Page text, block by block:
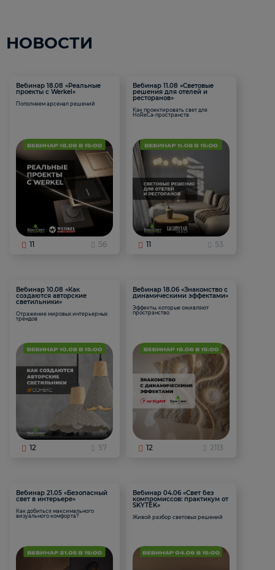
НОВОСТИ
Вебинар 18.08 «Реальные
проекты с Werkel»
Пополняем арсенал решений
11 56
Вебинар 11.08 «Световые
решения для отелей и
ресторанов»
Как проектировать свет для
HoReCa-пространств
11 53
Вебинар 10.08 «Как
создаются авторские
светильники»
Отражение мировых интерьерных
трендов
12 57
Вебинар 18.06 «Знакомство с
динамическими эффектами»
Эффекты, которые оживляют
пространство
12 2113
Вебинар 21.05 «Безопасный
свет в интерьере»
Как добиться максимального
визуального комфорта?
Вебинар 04.06 «Свет без
компромиссов: практикум от
SKYTEK»
Живой разбор световых решений